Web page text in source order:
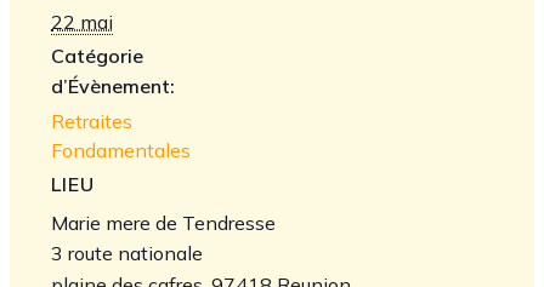
22 mai
Catégorie
d’Évènement:
Retraites
Fondamentales
LIEU
Marie mere de Tendresse
3 route nationale